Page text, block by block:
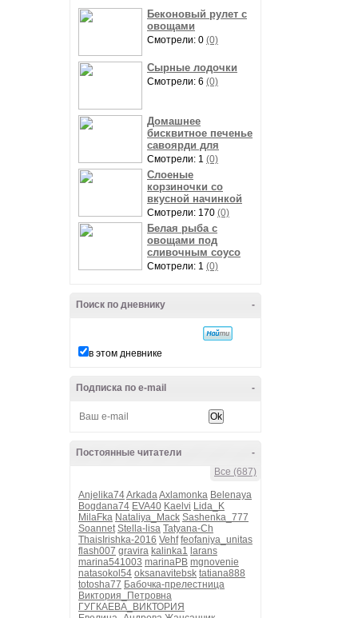
Беконовый рулет с
овощами
Смотрели: 0 (0)
Сырные лодочки
Смотрели: 6 (0)
Домашнее
бисквитное печенье
савоярди для
Смотрели: 1 (0)
Слоеные
корзиночки со
вкусной начинкой
Смотрели: 170 (0)
Белая рыба с
овощами под
сливочным соусо
Смотрели: 1 (0)
-
Поиск по дневнику
в этом дневнике
-
Подписка по e-mail
-
Постоянные читатели
Все (687)
Anjelika74ArkadaAxlamonka Belenaya
Bogdana74 EVA40 Kaelvi Lida_K
MilaFka Nataliya_Mack Sashenka_777
Soannet Stella-lisa Tatyana-Ch
ThaisIrishka-2016 Vehf feofaniya_unitas
flash007 gravira kalinka1 larans
marina541003 marinaPB mgnovenie
natasokol54 oksanavitebsk tatiana888
totosha77 Бабочка-прелестница
Виктория_Петровна
ГУГКАЕВА_ВИКТОРИЯ